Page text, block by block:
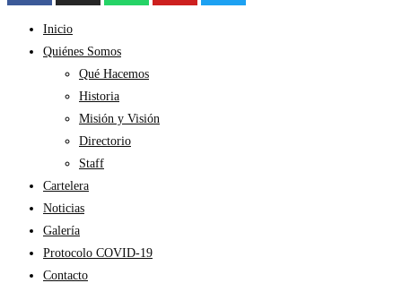
Inicio
Quiénes Somos
Qué Hacemos
Historia
Misión y Visión
Directorio
Staff
Cartelera
Noticias
Galería
Protocolo COVID-19
Contacto